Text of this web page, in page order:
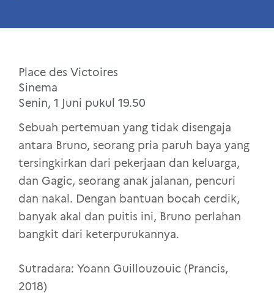
Place des Victoires
Sinema
Senin, 1 Juni pukul 19.50
Sebuah pertemuan yang tidak disengaja
antara Bruno, seorang pria paruh baya yang
tersingkirkan dari pekerjaan dan keluarga,
dan Gagic, seorang anak jalanan, pencuri
dan nakal. Dengan bantuan bocah cerdik,
banyak akal dan puitis ini, Bruno perlahan
bangkit dari keterpurukannya.
Sutradara: Yoann Guillouzouic (Prancis,
2018)